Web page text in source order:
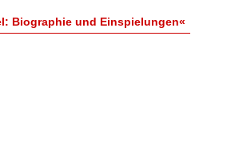
Biographie und Einspielungen«